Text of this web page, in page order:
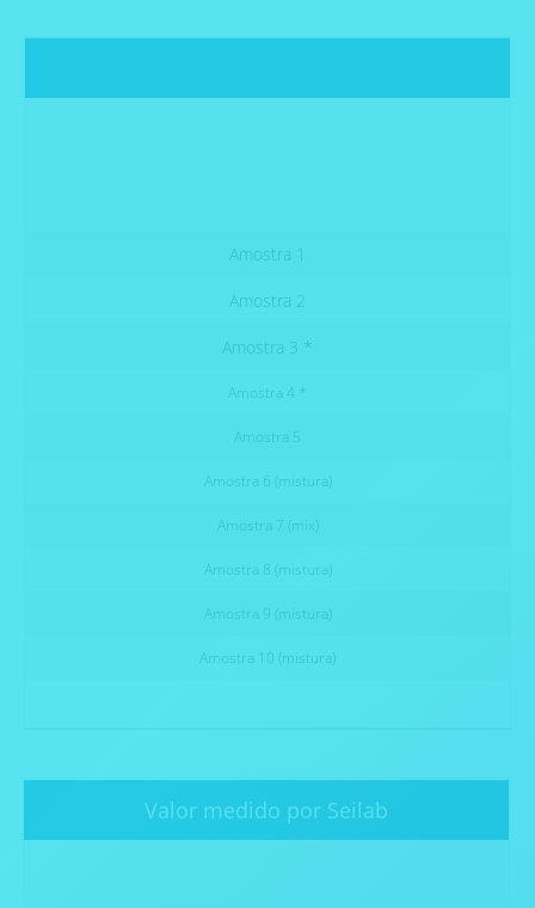
Amostra 1
Amostra 2
Amostra 3 *
Amostra 4 *
Amostra 5
Amostra 6 (mistura)
Amostra 7 (mix)
Amostra 8 (mistura)
Amostra 9 (mistura)
Amostra 10 (mistura)
Valor medido por Seilab